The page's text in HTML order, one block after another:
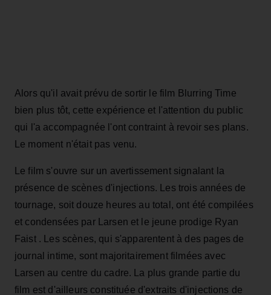
Alors qu'il avait prévu de sortir le film Blurring Time
bien plus tôt, cette expérience et l'attention du public
qui l'a accompagnée l'ont contraint à revoir ses plans.
Le moment n'était pas venu.
Le film s'ouvre sur un avertissement signalant la
présence de scènes d'injections. Les trois années de
tournage, soit douze heures au total, ont été compilées
et condensées par Larsen et le jeune prodige Ryan
Faist . Les scènes, qui s'apparentent à des pages de
journal intime, sont majoritairement filmées avec
Larsen au centre du cadre. La plus grande partie du
film est d'ailleurs constituée d'extraits d'injections de